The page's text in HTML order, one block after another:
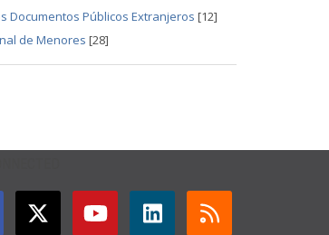
Documentos Públicos Extranjeros [12]
de Menores [28]